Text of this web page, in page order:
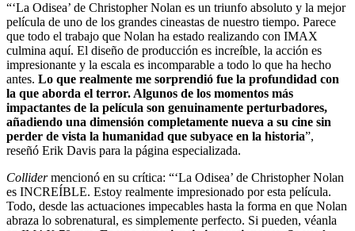
“‘La Odisea’ de Christopher Nolan es un triunfo absoluto y la mejor
película de uno de los grandes cineastas de nuestro tiempo. Parece
que todo el trabajo que Nolan ha estado realizando con IMAX
culmina aquí. El diseño de producción es increíble, la acción es
impresionante y la escala es incomparable a todo lo que ha hecho
antes. Lo que realmente me sorprendió fue la profundidad con
la que aborda el terror. Algunos de los momentos más
impactantes de la película son genuinamente perturbadores,
añadiendo una dimensión completamente nueva a su cine sin
perder de vista la humanidad que subyace en la historia”,
reseñó Erik Davis para la página especializada.
Collidermencionó en su crítica: “‘La Odisea’ de Christopher Nolan
es INCREÍBLE. Estoy realmente impresionado por esta película.
Todo, desde las actuaciones impecables hasta la forma en que Nolan
abraza lo sobrenatural, es simplemente perfecto. Si pueden, véanla